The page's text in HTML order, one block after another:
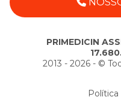
PRIMEDICIN
2013 - 2026 - ©️